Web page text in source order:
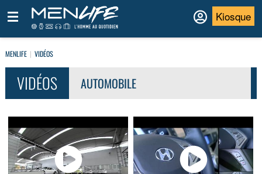
Kiosque
MENLIFE VIDÉOS
VIDÉOS AUTOMOBILE